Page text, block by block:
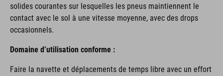
solides courantes sur lesquelles les pneus maintiennent le
contact avec le sol à une vitesse moyenne, avec des drops
occasionnels.
Domaine d’utilisation conforme :
Faire la navette et déplacements de temps libre avec un effort